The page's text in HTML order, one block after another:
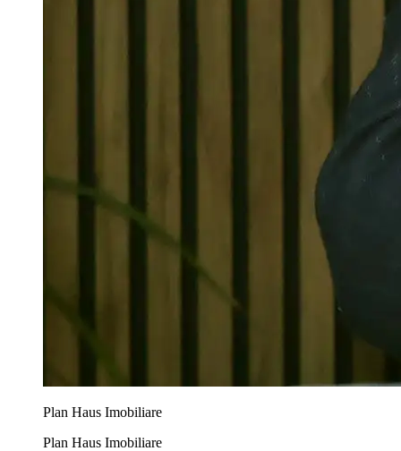
Plan Haus Imobiliare
Plan Haus Imobiliare